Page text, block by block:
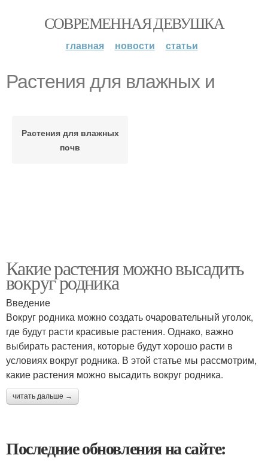
СОВРЕМЕННАЯ ДЕВУШКА
главная новости статьи
Растения для влажных и
Растения для влажных
почв
Какие растения можно высадить
вокруг родника
Введение
Вокруг родника можно создать очаровательный уголок,
где будут расти красивые растения. Однако, важно
выбирать растения, которые будут хорошо расти в
условиях вокруг родника. В этой статье мы рассмотрим,
какие растения можно высадить вокруг родника.
читать дальше →
Последние обновления на сайте: